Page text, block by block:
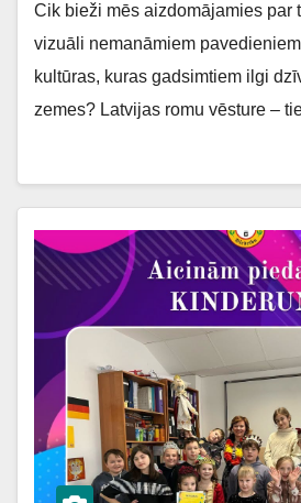
Cik bieži mēs aizdomājamies par
vizuāli nemanāmiem
kultūras, kuras gadsimtiem ilgi
zemes? Latvijas romu vēsture –